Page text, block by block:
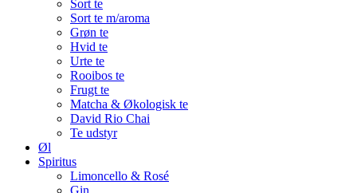
Sort te
Sort te m/aroma
Grøn te
Hvid te
Urte te
Rooibos te
Frugt te
Matcha & Økologisk te
David Rio Chai
Te udstyr
Øl
Spiritus
Limoncello & Rosé
Gin